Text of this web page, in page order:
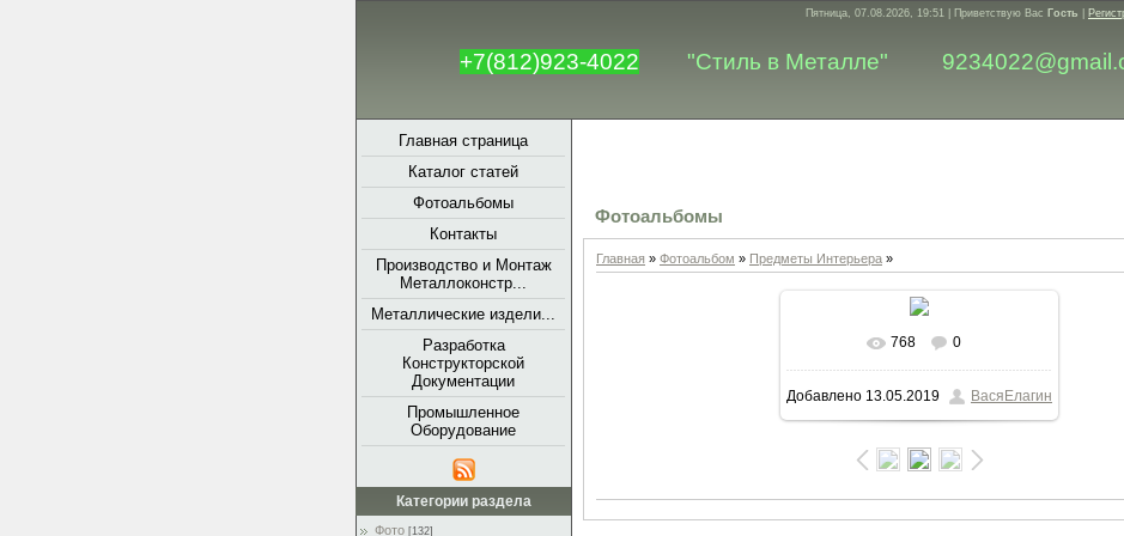
Пятница, 07.08.2026, 19:51 | Приветствую Вас Гость
"Стиль в Металле"
+7(812)923-4022
Главная страница
Каталог статей
Фотоальбомы
Контакты
Производство и Монтаж
Металлоконстр...
Металлические издели...
Разработка
Конструкторской
Документации
Промышленное
Оборудование
Категории раздела
Фото [132]
Фотоальбомы
Главная » Фотоальбом » Предметы Интерьера »
В реальном размере
/ 366.7Kb
768 0
Добавлено 13.05.2019 ВасяЕлагин